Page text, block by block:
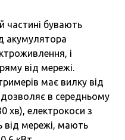
частині бувають
акумулятора
і
від мережі.
має вилку від
в середньому
хв), електрокоси з
мережі, мають